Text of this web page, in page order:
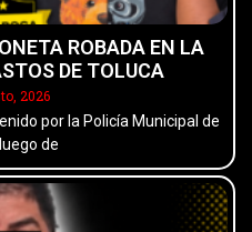
ROBADA EN LA
DE TOLUCA
2026
por la Policía Municipal de
de